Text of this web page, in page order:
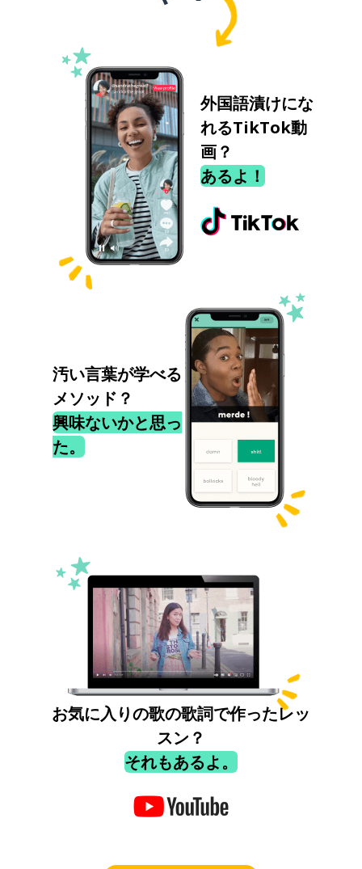
外国語漬けにな
れるTikTok動
画？
あるよ！
汚い言葉が学べる
メソッド？
興味ないかと思っ
た。
お気に入りの歌の歌詞で作ったレッ
スン？
それもあるよ。